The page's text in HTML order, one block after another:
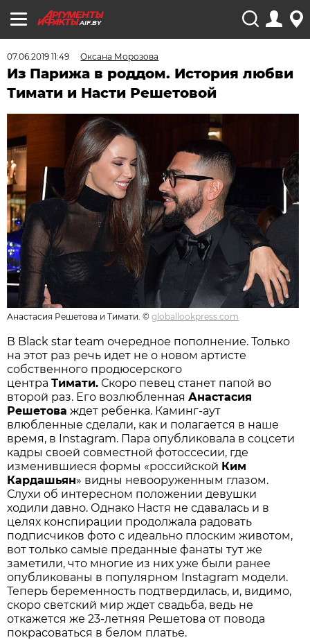
AIF.BY
07.06.2019 11:49 Оксана Морозова
Из Парижа в роддом. История любви
Тимати и Насти Решетовой
Анастасия Решетова и Тимати. © globallookpress.com
В Black star team очередное пополнение. Только
на этот раз речь идет не о новом артисте
собственного продюсерского
центраТимати. Скоро певец станет папой во
второй раз. Его возлюбленнаяАнастасия
Решетова ждет ребенка. Каминг-аут
влюбленные сделали, как и полагается в наше
время, в Instagram. Пара опубликовала в соцсети
кадры своей совместной фотоссесии, где
изменившиеся формы «российской Ким
Кардашьян» видны невооруженным глазом.
Слухи об интересном положении девушки
ходили давно. Однако Настя не сдавалась и в
целях конспирации продолжала радовать
подписчиков фото с идеально плоским животом,
вот только самые преданные фанаты тут же
заметили, что многие из них уже были ранее
опубликованы в популярном Instagram модели.
Теперь беременность подтвердилась, и, видимо,
скоро светский мир ждет свадьба, ведь не
откажется же 23-летняя Решетова от повода
покрасоваться в белом платье.